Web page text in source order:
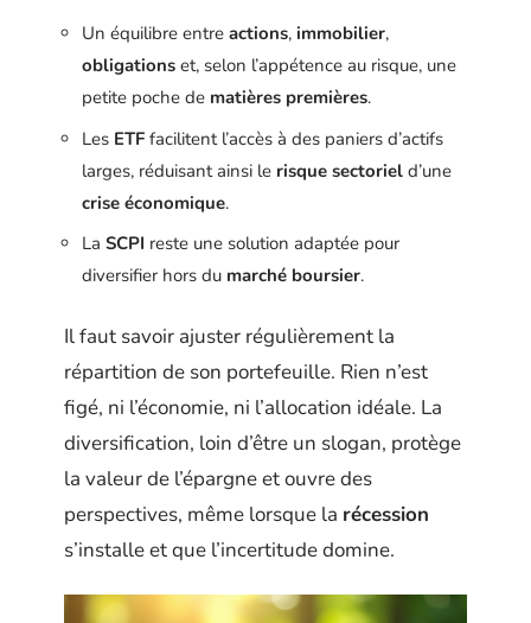
Un équilibre entre actions, immobilier,
obligations et, selon l’appétence au risque, une
petite poche de matières premières.
Les ETF facilitent l’accès à des paniers d’actifs
larges, réduisant ainsi le risque sectoriel d’une
crise économique.
La SCPI reste une solution adaptée pour
diversifier hors du marché boursier.
Il faut savoir ajuster régulièrement la
répartition de son portefeuille. Rien n’est
figé, ni l’économie, ni l’allocation idéale. La
diversification, loin d’être un slogan, protège
la valeur de l’épargne et ouvre des
perspectives, même lorsque la récession
s’installe et que l’incertitude domine.